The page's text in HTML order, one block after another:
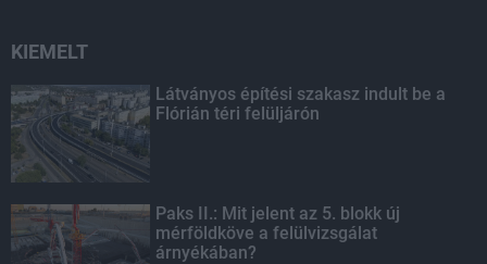
KIEMELT
Látványos építési szakasz indult be a
Flórián téri felüljárón
Paks II.: Mit jelent az 5. blokk új
mérföldköve a felülvizsgálat
árnyékában?